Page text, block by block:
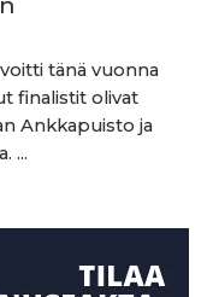
tänä vuonna
finalistit olivat
Ankkapuisto ja
...